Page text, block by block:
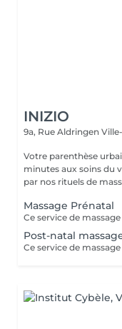
INIZIO
9a, Rue Aldringen
Votre parenthèse
minutes aux soins du
par nos rituels de
Massage Prénatal
Post-natal